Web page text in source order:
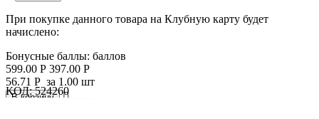
При покупке данного товара на Клубную карту будет
начислено:
Бонусные баллы: баллов
599.00 Р 397.00 Р
56.71 Р за 1.00 шт
В корзину

КОД: 524260